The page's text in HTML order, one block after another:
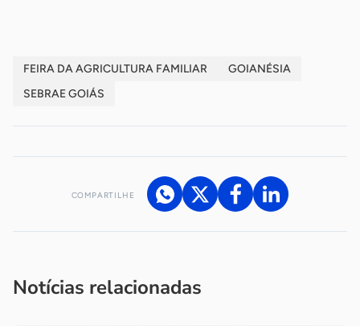
FEIRA DA AGRICULTURA FAMILIAR
GOIANÉSIA
SEBRAE GOIÁS
COMPARTILHE
Notícias relacionadas